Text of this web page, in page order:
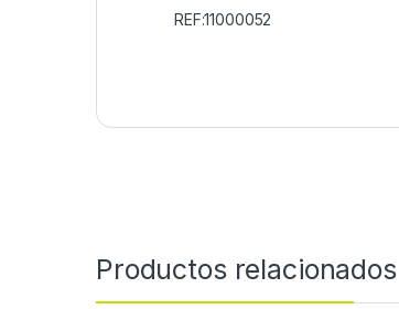
REF:11000052
Productos relacionados